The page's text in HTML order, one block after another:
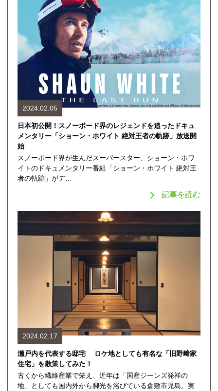
2024.02.05
日本初公開！スノーボード界のレジェンドを追ったドキュ
メンタリー「ショーン・ホワイト 絶対王者の軌跡」放送開
始
スノーボード界が生んだスーパースター、ショーン・ホワ
イトのドキュメンタリー番組「ショーン・ホワイト 絶対王
者の軌跡」がデ…
記事を読む
2024.02.17
瀬戸内を代表する邸宅 ロケ地としても有名な「旧野﨑家
住宅」を散策してみた！
古くから繊維産業で栄え、近年は「国産ジーンズ発祥の
地」としても国内外から脚光を浴びている倉敷市児島。実